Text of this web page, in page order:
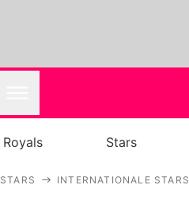
Royals Stars
STARS INTERNATIONALE STARS